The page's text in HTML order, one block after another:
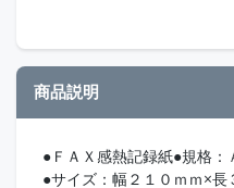
商品説明
●ＦＡＸ感熱記録紙●規格
●サイズ：幅２１０ｍｍ×